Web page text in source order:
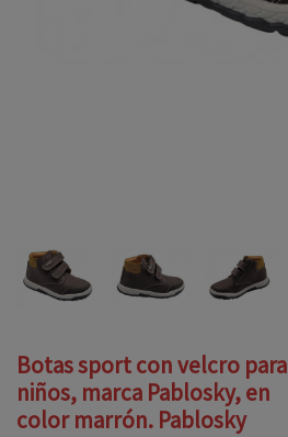
Botas sport con velcro para
niños, marca Pablosky, en
color marrón. Pablosky